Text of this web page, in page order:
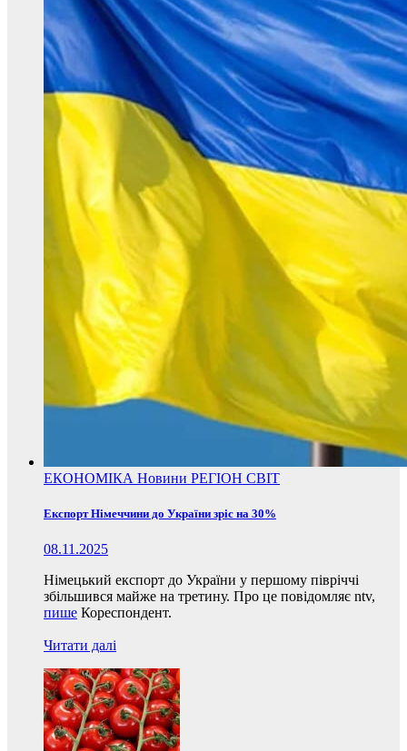
ЕКОНОМІКА Новини РЕГІОН СВІТ
Експорт Німеччини до України зріс на 30%
08.11.2025
Німецький експорт до України у першому півріччі
збільшився майже на третину. Про це повідомляє ntv,
пише Кореспондент.
Читати далі